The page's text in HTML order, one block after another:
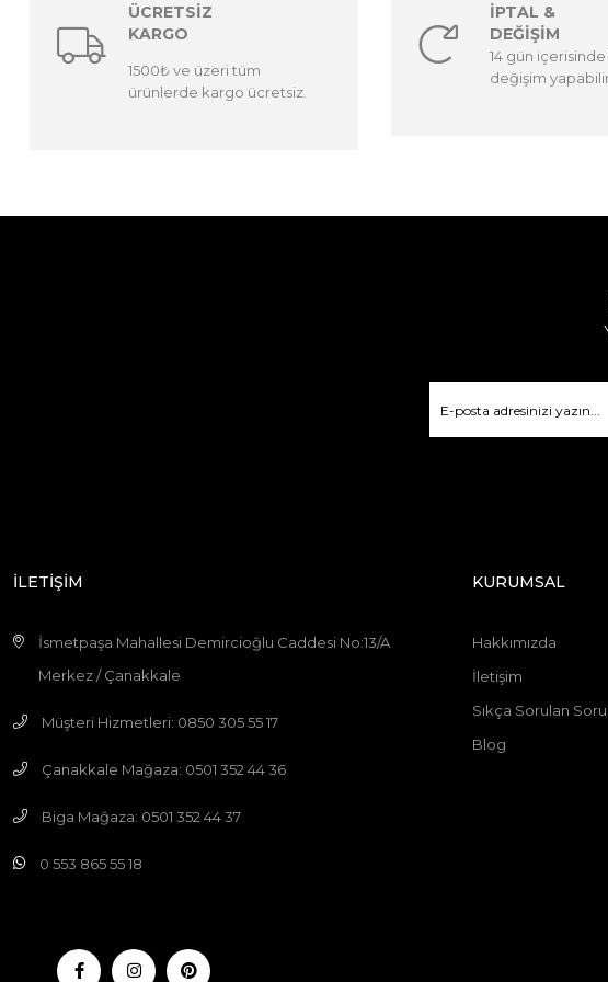
ÜCRETSİZ
KARGO
1500₺ ve üzeri tüm
ürünlerde kargo ücretsiz.
İPTAL &
DEĞİŞİM
14 gün
değişim
İLETİŞİM
İsmetpaşa Mahallesi Demircioğlu Caddesi No:13/A
Merkez / Çanakkale
Müşteri Hizmetleri: 0850 305 55 17
Çanakkale Mağaza: 0501 352 44 36
Biga Mağaza: 0501 352 44 37
0 553 865 55 18
KURUMSAL
Hakkımızda
İletişim
Sıkça Sorulan
Blog